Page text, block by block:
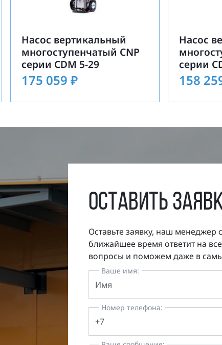
Насос вертикальный
многоступенчатый CNP
серии CDM 5-29
175 059 ₽
Насос
серии
158
оставить
Оставьте заявку, наш менеджер
ближайшее время ответит на
вопросы и поможем даже в
Ваше имя:
Номер телефона: